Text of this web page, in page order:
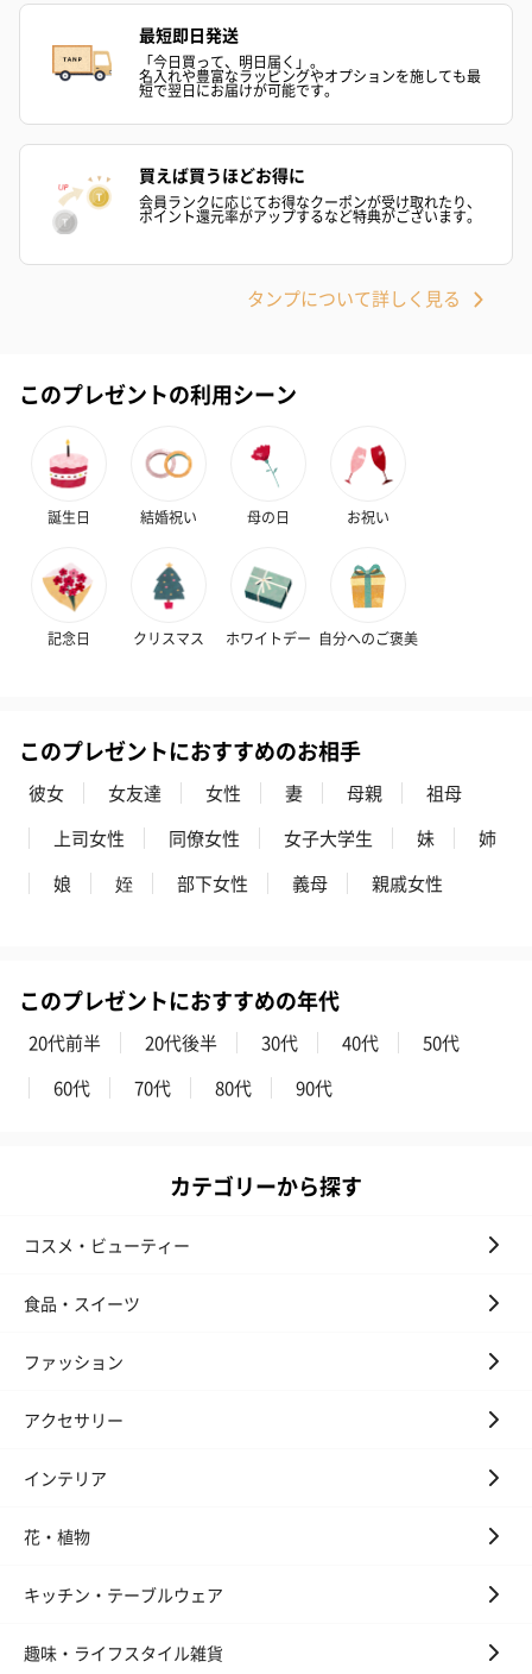
リラックスグッズ
リラックスグッズを同梱してお届けします。
（ブルー）（748円）
（イエロー）（748円）
ハンドタオル・ハンカチ
ハンドタオル・ハンカチを同梱してお届けいたします。ギフトへ
の＋αにおすすめです。
ンク）（1,760円）
ルー）（1,760円）
ワイト）（
キャンドル・お香を同梱してお届けいたします。
フラッグカプセル：イ
ンセンススティック
ショートイン
（GRAPE
お酒を同梱してお届けいたします。
最短即日発送
「今日買って、明日届く」。
名入れや豊富なラッピングやオプションを施しても最
短で翌日にお届けが可能です。
買えば買うほどお得に
会員ランクに応じてお得なクーポンが受け取れたり、
ポイント還元率がアップするなど特典がございます。
タンプについて詳しく見る
このプレゼントの利用シーン
誕生日 結婚祝い 母の日 お祝い
記念日 クリスマス ホワイトデー 自分へのご褒美
このプレゼントにおすすめのお相手
彼女 女友達 女性 妻 母親
祖母
上司女性
同僚女性 女子大学生 妹
姉
娘
姪 部下女性 義母 親戚女性
このプレゼントにおすすめの年代
20代前半 20代後半 30代 40代
50代
60代
70代 80代 90代
カテゴリーから探す
コスメ・ビューティー
食品・スイーツ
ファッション
アクセサリー
インテリア
花・植物
キッチン・テーブルウェア
趣味・ライフスタイル雑貨